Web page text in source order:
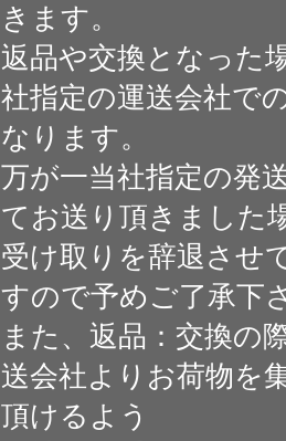
きます。
返品や交換となった
社指定の運送会社で
なります。
万が一当社指定の発
てお送り頂きました
受け取りを辞退させ
すので予めご了承下
また、返品：交換の
送会社よりお荷物を
頂けるよう